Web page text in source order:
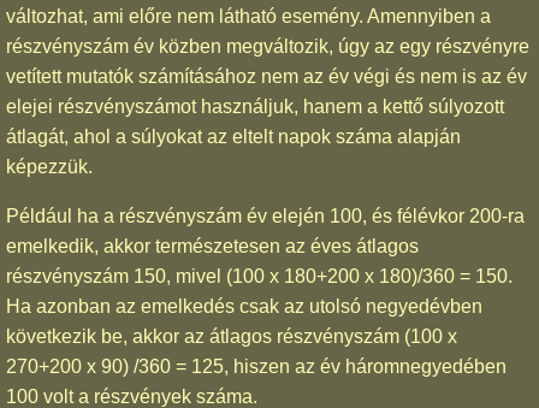
változhat, ami előre nem látható esemény. Amennyiben a
részvényszám év közben megváltozik, úgy az egy részvényre
vetített mutatók számításához nem az év végi és nem is az év
elejei részvényszámot használjuk, hanem a kettő súlyozott
átlagát, ahol a súlyokat az eltelt napok száma alapján
képezzük.
Például ha a részvényszám év elején 100, és félévkor 200-ra
emelkedik, akkor természetesen az éves átlagos
részvényszám 150, mivel (100 x 180+200 x 180)/360 = 150.
Ha azonban az emelkedés csak az utolsó negyedévben
következik be, akkor az átlagos részvényszám (100 x
270+200 x 90) /360 = 125, hiszen az év háromnegyedében
100 volt a részvények száma.